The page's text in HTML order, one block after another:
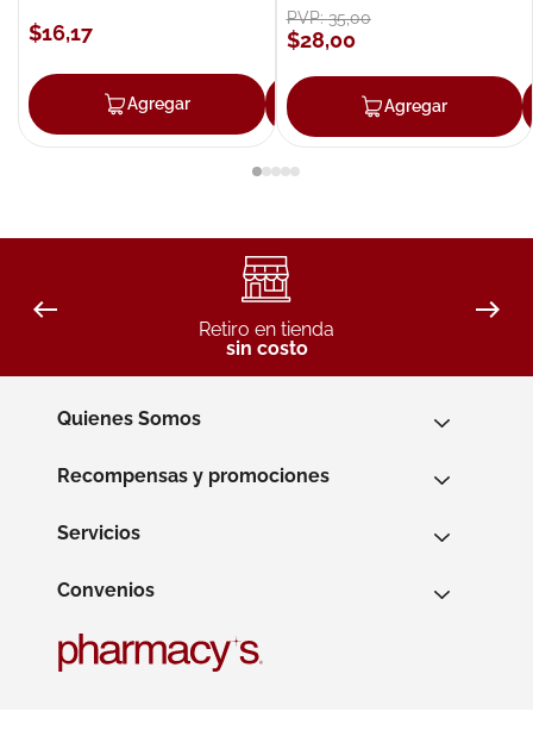
$16,17
Agregar Agregar
PVP:35,00
$28,00
Agregar
Retiro en tienda
sin costo
Quienes Somos
Recompensas y promociones
Servicios
Convenios